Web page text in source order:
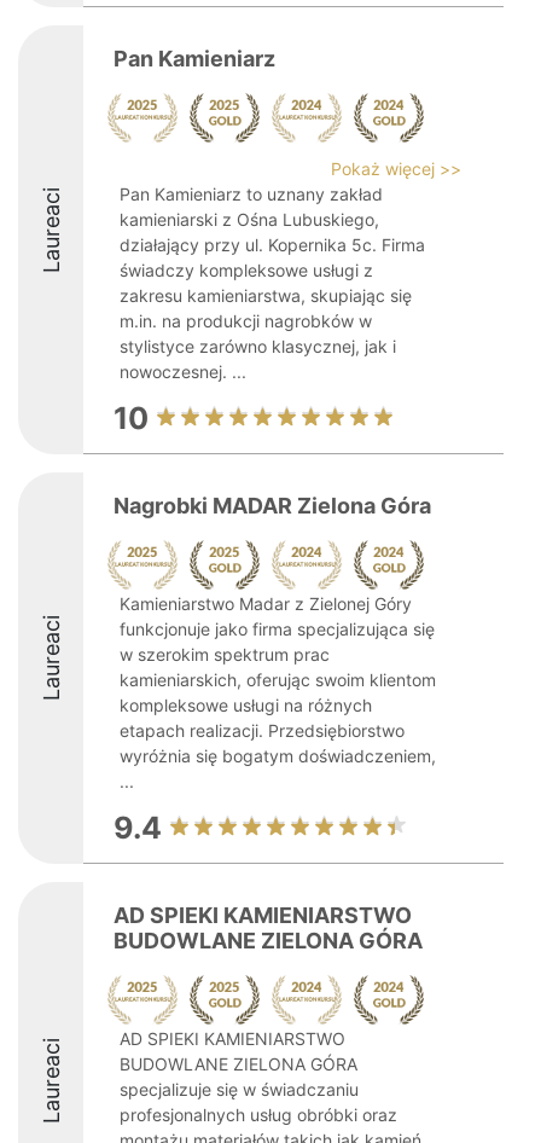
Laureaci
Pan Kamieniarz
Pokaż więcej >>
Pan Kamieniarz to uznany zakład
kamieniarski z Ośna Lubuskiego,
działający przy ul. Kopernika 5c. Firma
świadczy kompleksowe usługi z
zakresu kamieniarstwa, skupiając się
m.in. na produkcji nagrobków w
stylistyce zarówno klasycznej, jak i
nowoczesnej. ...
10
Laureaci
Nagrobki MADAR Zielona Góra
Kamieniarstwo Madar z Zielonej Góry
funkcjonuje jako firma specjalizująca się
w szerokim spektrum prac
kamieniarskich, oferując swoim klientom
kompleksowe usługi na różnych
etapach realizacji. Przedsiębiorstwo
wyróżnia się bogatym doświadczeniem,
...
9.4
Laureaci
AD SPIEKI KAMIENIARSTWO
BUDOWLANE ZIELONA GÓRA
AD SPIEKI KAMIENIARSTWO
BUDOWLANE ZIELONA GÓRA
specjalizuje się w świadczaniu
profesjonalnych usług obróbki oraz